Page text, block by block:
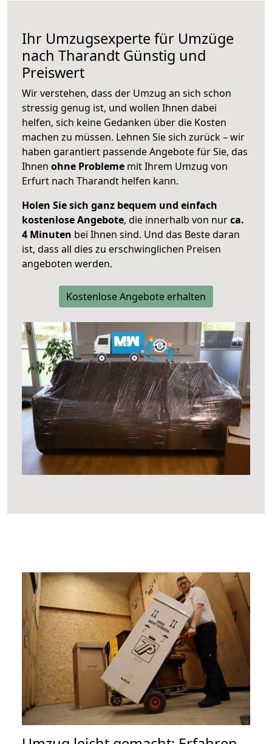
Ihr Umzugsexperte für Umzüge
nach Tharandt Günstig und
Preiswert
Wir verstehen, dass der Umzug an sich schon
stressig genug ist, und wollen Ihnen dabei
helfen, sich keine Gedanken über die Kosten
machen zu müssen. Lehnen Sie sich zurück – wir
haben garantiert passende Angebote für Sie, das
Ihnen ohne Probleme mit Ihrem Umzug von
Erfurt nach Tharandt helfen kann.
Holen Sie sich ganz bequem und einfach
kostenlose Angebote, die innerhalb von nurca.
4 Minuten bei Ihnen sind. Und das Beste daran
ist, dass all dies zu erschwinglichen Preisen
angeboten werden.
Kostenlose Angebote erhalten